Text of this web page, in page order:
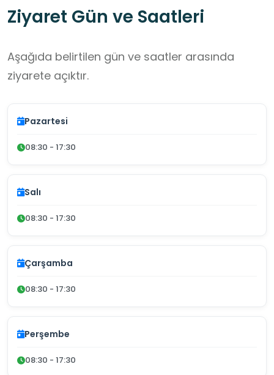
Ziyaret Gün ve Saatleri
Aşağıda belirtilen gün ve saatler arasında
ziyarete açıktır.
Pazartesi
08:30 - 17:30
Salı
08:30 - 17:30
Çarşamba
08:30 - 17:30
Perşembe
08:30 - 17:30